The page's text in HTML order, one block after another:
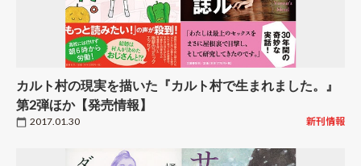
カルト村の現実を描いた『カルト村で生まれました。』
第2弾ほか【発売情報】
2017.01.30 新刊情報